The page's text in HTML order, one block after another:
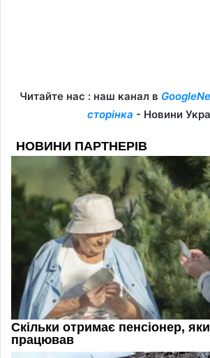
Читайте нас : наш канал в
сторінка - Новини